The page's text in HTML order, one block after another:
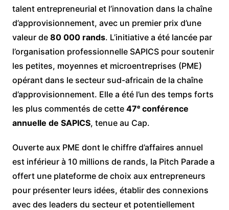
talent entrepreneurial et l’innovation dans la chaîne
d’approvisionnement, avec un premier prix d’une
valeur de 80 000 rands. L’initiative a été lancée par
l’organisation professionnelle SAPICS pour soutenir
les petites, moyennes et microentreprises (PME)
opérant dans le secteur sud-africain de la chaîne
d’approvisionnement. Elle a été l’un des temps forts
les plus commentés de cette 47ᵉ conférence
annuelle de SAPICS, tenue au Cap.
Ouverte aux PME dont le chiffre d’affaires annuel
est inférieur à 10 millions de rands, la Pitch Parade a
offert une plateforme de choix aux entrepreneurs
pour présenter leurs idées, établir des connexions
avec des leaders du secteur et potentiellement